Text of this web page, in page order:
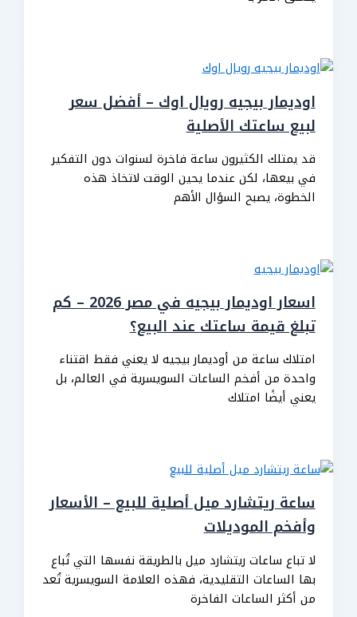
اوديمار بيجيه رويال اوك – أفضل سعر
لبيع ساعتك الأصلية
قد يمتلك الكثيرون ساعة فاخرة لسنوات دون التفكير
في بيعها، لكن عندما يحين الوقت لاتخاذ هذه
الخطوة، يصبح السؤال الأهم
اسعار اوديمار بيجيه في مصر 2026 – كم
تبلغ قيمة ساعتك عند البيع؟
امتلاك ساعة من أوديمار بيجيه لا يعني فقط اقتناء
واحدة من أفخم الساعات السويسرية في العالم، بل
يعني أيضًا امتلاك
ساعة ريتشارد ميل أصلية للبيع – الأسعار
وأفخم الموديلات
لا تباع ساعات ريتشارد ميل بالطريقة نفسها التي تُباع
بها الساعات التقليدية، فهذه العلامة السويسرية تُعد
من أكثر الساعات الفاخرة